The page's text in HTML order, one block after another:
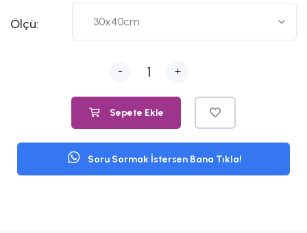
Ölçü:
- +
Sepete Ekle
Soru Sormak İstersen Bana Tıkla!